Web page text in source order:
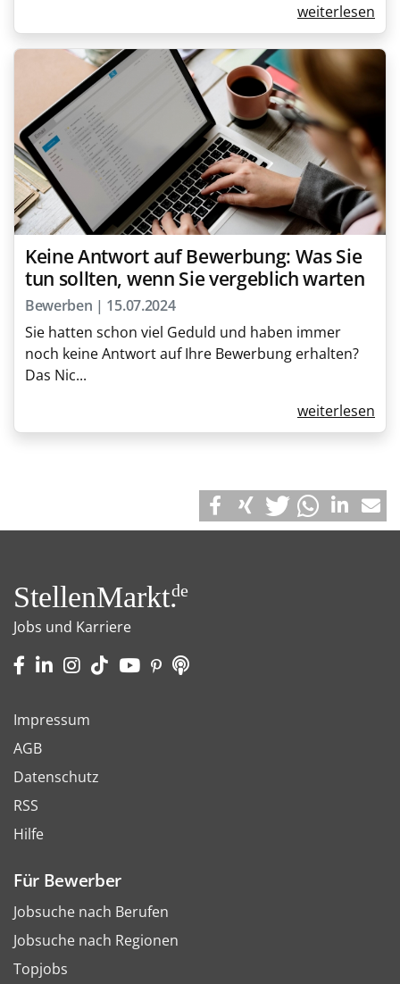
weiterlesen
Keine Antwort auf Bewerbung: Was Sie
tun sollten, wenn Sie vergeblich warten
Bewerben | 15.07.2024
Sie hatten schon viel Geduld und haben immer
noch keine Antwort auf Ihre Bewerbung erhalten?
Das Nic...
weiterlesen
StellenMarkt.de
Jobs und Karriere
Impressum
AGB
Datenschutz
RSS
Hilfe
Für Bewerber
Jobsuche nach Berufen
Jobsuche nach Regionen
Topjobs